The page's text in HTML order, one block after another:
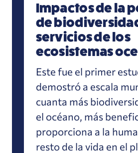
Impactos de la
de
servicios de los
ecosistemas
Este fue el primer
demostró a escala
cuanta más
el océano, más
proporciona a la
resto de la vida en el